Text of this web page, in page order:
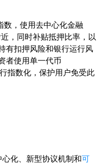
数，使用去中心化金融
，同时补贴抵押比率，以
有扣押风险和银行运行风
者使用单一代币
指数化，保护用户免受此
化、新型协议机制和可